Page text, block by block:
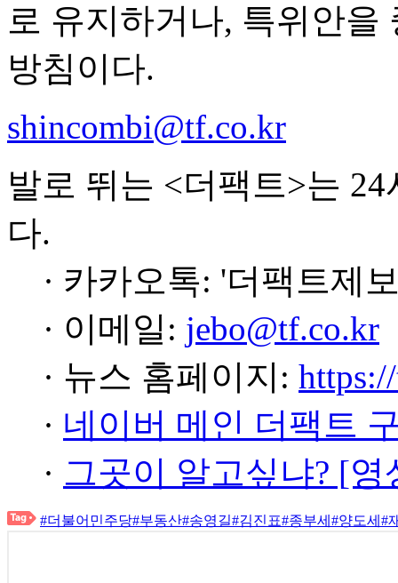
로 유지하거나, 특위안을
방침이다.
shincombi@tf.co.kr
발로 뛰는 <더팩트>는
다.
· 카카오톡: '더팩트제
· 이메일: jebo@tf.co.kr
· 뉴스 홈페이지:
· 네이버 메인 더팩트
· 그곳이 알고싶냐? [
#더불어민주당#부동산#송영길#김진표#종부세 #양도세 #